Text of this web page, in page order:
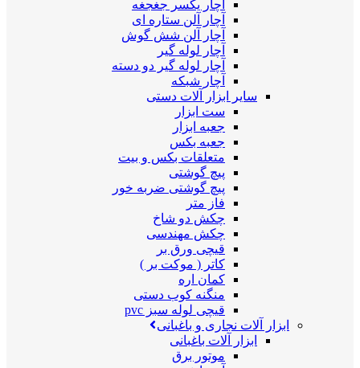
آچار یکسر جغجغه
آچار آلن ستاره ای
آچار آلن شش گوش
آچار لوله گیر
آچار لوله گیر دو دسته
آچار شبکه
سایر ابزار آلات دستی
ست ابزار
جعبه ابزار
جعبه بکس
متعلقات بکس و بیت
پیچ گوشتی
پیچ گوشتی ضربه خور
فاز متر
چکش دو شاخ
چکش مهندسی
قیچی ورق بر
کاتر ( موکت بر )
کمان اره
منگنه کوب دستی
قیچی لوله سبز pvc
ابزار آلات نجاری و باغبانی
ابزار آلات باغبانی
موتور برق